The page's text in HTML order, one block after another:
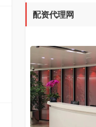
配资代理网